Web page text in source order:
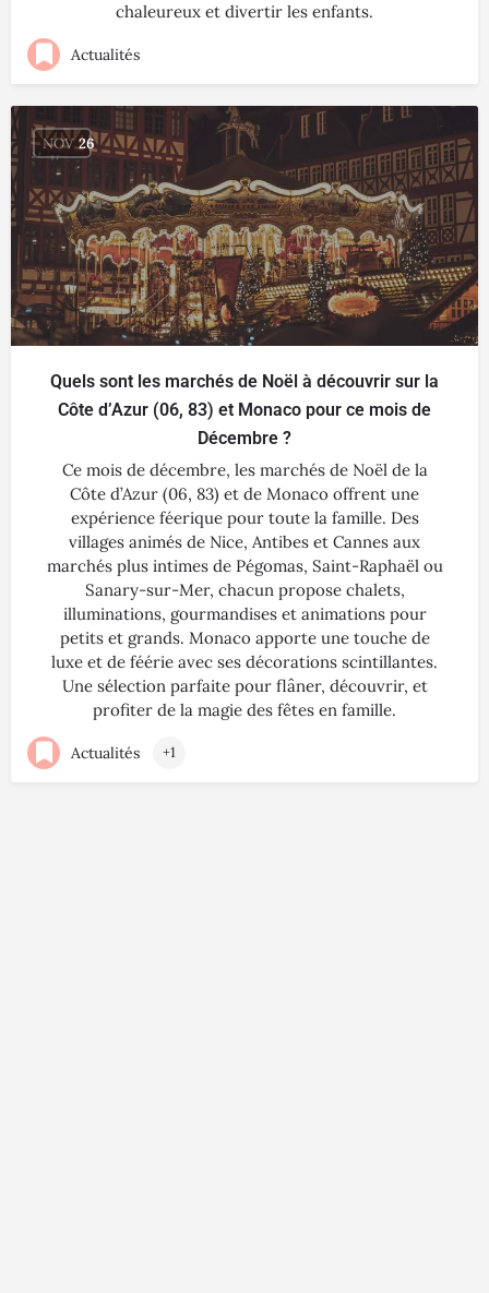
chaleureux et divertir les enfants.
Actualités
NOV 26
Quels sont les marchés de Noël à découvrir sur la
Côte d’Azur (06, 83) et Monaco pour ce mois de
Décembre ?
Ce mois de décembre, les marchés de Noël de la
Côte d’Azur (06, 83) et de Monaco offrent une
expérience féerique pour toute la famille. Des
villages animés de Nice, Antibes et Cannes aux
marchés plus intimes de Pégomas, Saint-Raphaël ou
Sanary-sur-Mer, chacun propose chalets,
illuminations, gourmandises et animations pour
petits et grands. Monaco apporte une touche de
luxe et de féérie avec ses décorations scintillantes.
Une sélection parfaite pour flâner, découvrir, et
profiter de la magie des fêtes en famille.
Actualités +1